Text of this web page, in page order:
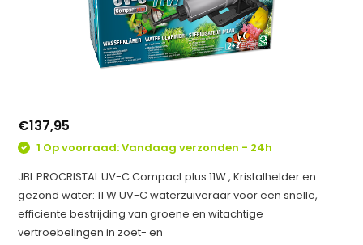
€137,95
1 Op voorraad: Vandaag verzonden - 24h
JBL PROCRISTAL UV-C Compact plus 11W , Kristalhelder en
gezond water: 11 W UV-C waterzuiveraar voor een snelle,
efficiente bestrijding van groene en witachtige
vertroebelingen in zoet- en